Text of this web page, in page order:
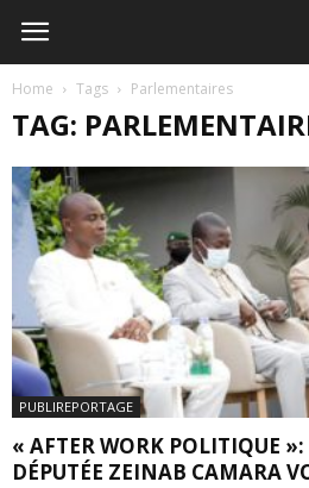
Home Tags Parlementaires
TAG:
PUBLIREPORTAGE
« AFTER WORK POLITIQUE »:
DÉPUTÉE ZEINAB CAMARA